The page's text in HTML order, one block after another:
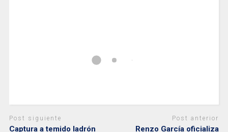
Post siguiente
Captura a temido ladrón
Post anterior
Renzo García oficializa